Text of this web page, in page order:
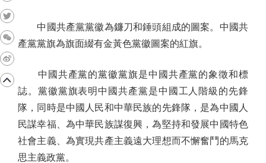
中國共產黨黨徽為鐮刀和錘頭組成的圖案。中國共
產黨黨旗為旗面綴有金黃色黨徽圖案的紅旗。
中國共產黨的黨徽黨旗是中國共產黨的象徵和標
誌。黨徽黨旗表明中國共產黨是中國工人階級的先鋒
隊，同時是中國人民和中華民族的先鋒隊，是為中國人
民謀幸福、為中華民族謀復興，為堅持和發展中國特色
社會主義、為實現共產主義遠大理想而不懈奮鬥的馬克
思主義政黨。